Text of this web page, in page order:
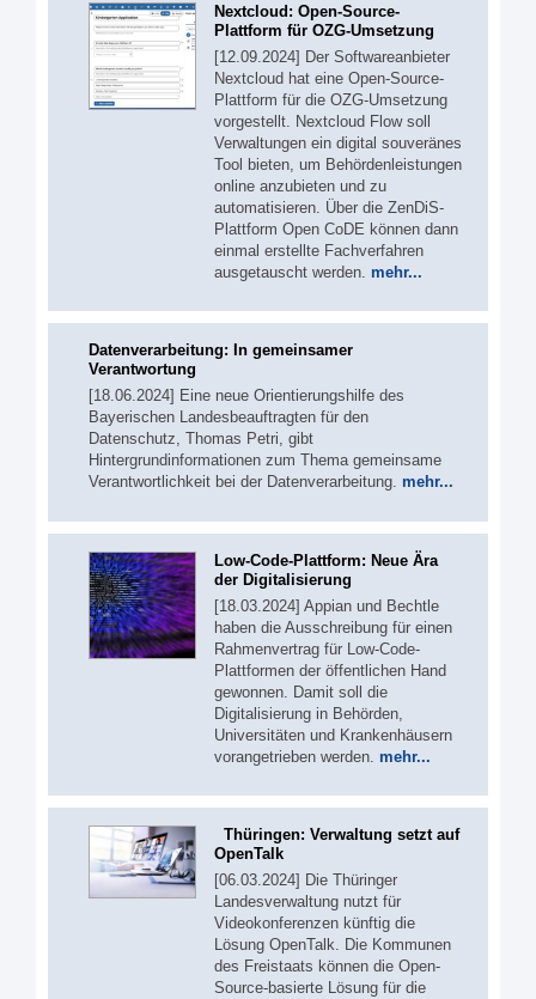
Nextcloud: Open-Source-
Plattform für OZG-Umsetzung
[12.09.2024] Der Softwareanbieter
Nextcloud hat eine Open-Source-
Plattform für die OZG-Umsetzung
vorgestellt. Nextcloud Flow soll
Verwaltungen ein digital souveränes
Tool bieten, um Behördenleistungen
online anzubieten und zu
automatisieren. Über die ZenDiS-
Plattform Open CoDE können dann
einmal erstellte Fachverfahren
ausgetauscht werden. mehr...
Datenverarbeitung: In gemeinsamer
Verantwortung
[18.06.2024] Eine neue Orientierungshilfe des
Bayerischen Landesbeauftragten für den
Datenschutz, Thomas Petri, gibt
Hintergrundinformationen zum Thema gemeinsame
Verantwortlichkeit bei der Datenverarbeitung. mehr...
Low-Code-Plattform: Neue Ära
der Digitalisierung
[18.03.2024] Appian und Bechtle
haben die Ausschreibung für einen
Rahmenvertrag für Low-Code-
Plattformen der öffentlichen Hand
gewonnen. Damit soll die
Digitalisierung in Behörden,
Universitäten und Krankenhäusern
vorangetrieben werden. mehr...
Thüringen: Verwaltung setzt auf
OpenTalk
[06.03.2024] Die Thüringer
Landesverwaltung nutzt für
Videokonferenzen künftig die
Lösung OpenTalk. Die Kommunen
des Freistaats können die Open-
Source-basierte Lösung für die